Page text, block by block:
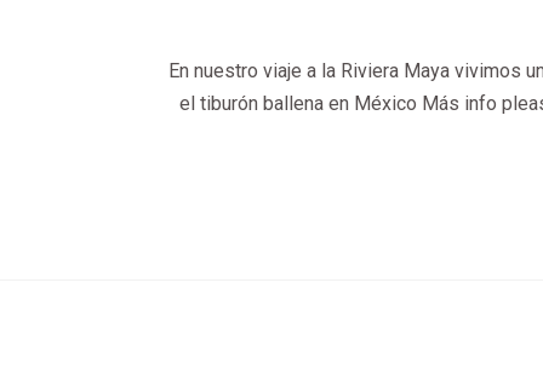
En nuestro viaje a la Riviera Maya vivimos
el tiburón ballena en México Más info